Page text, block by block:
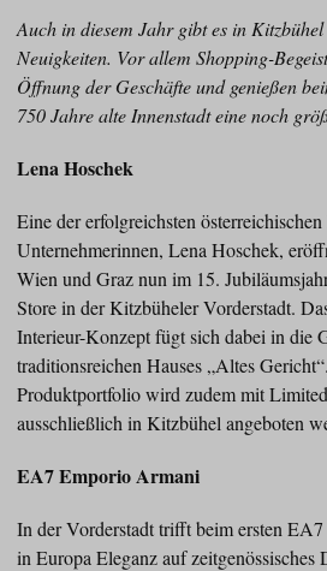
Auch in diesem Jahr gibt es in
Neuigkeiten. Vor allem Shopping-
Öffnung der Geschäfte und genießen
750 Jahre alte Innenstadt eine noch
Lena Hoschek
Eine der erfolgreichsten
Unternehmerinnen, Lena Hoschek,
Wien und Graz nun im 15.
Store in der Kitzbüheler Vorderstadt.
Interieur-Konzept fügt sich dabei in die
traditionsreichen Hauses „Altes
Produktportfolio wird zudem mit
ausschließlich in Kitzbühel angeboten
EA7 Emporio Armani
In der Vorderstadt trifft beim ersten
in Europa Eleganz auf